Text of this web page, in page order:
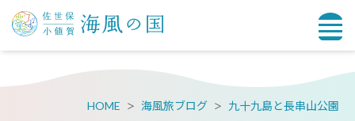
HOME 海風旅ブログ 九十九島と長串山公園